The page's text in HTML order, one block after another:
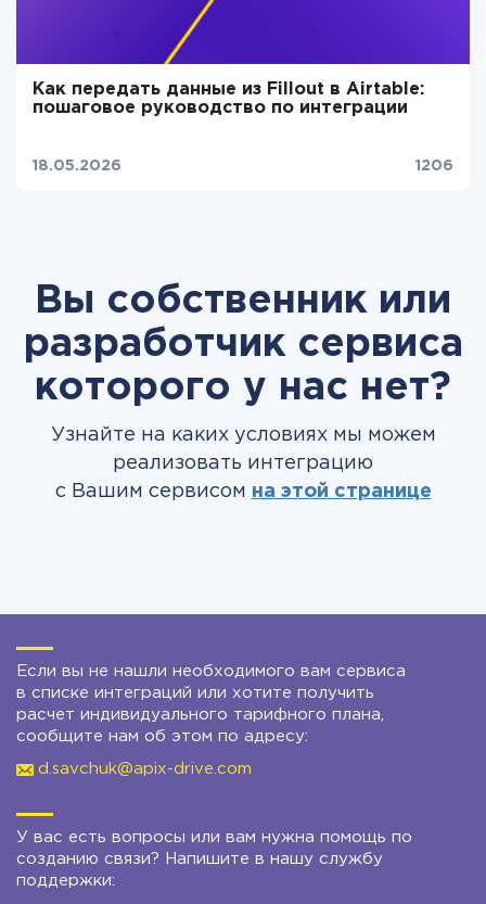
Как передать данные из Fillout в Airtable:
пошаговое руководство по интеграции
18.05.2026 1206
Вы собственник или
разработчик сервиса
которого у нас нет?
Узнайте на каких условиях мы можем
реализовать интеграцию
с Вашим сервисом на этой странице
Если вы не нашли необходимого вам сервиса
в списке интеграций или хотите получить
расчет индивидуального тарифного плана,
сообщите нам об этом по адресу:
d.savchuk@apix-drive.com
У вас есть вопросы или вам нужна помощь по
созданию связи? Напишите в нашу службу
поддержки: